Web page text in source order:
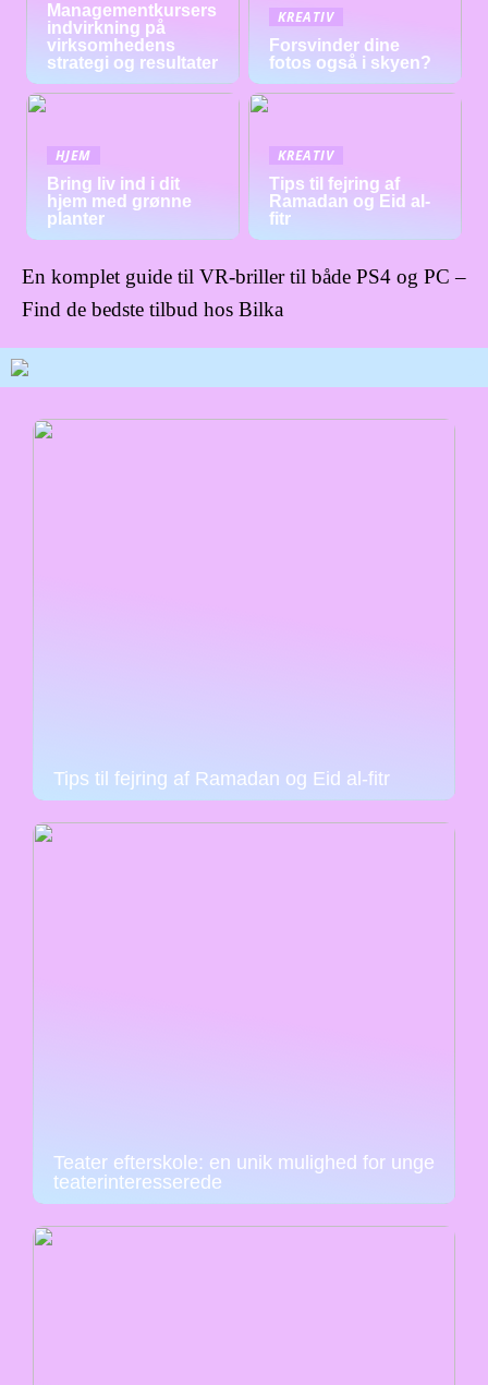
Managementkursers
indvirkning på
virksomhedens
strategi og resultater
KREATIV
Forsvinder dine
fotos også i skyen?
HJEM
Bring liv ind i dit
hjem med grønne
planter
KREATIV
Tips til fejring af
Ramadan og Eid al-
fitr
En komplet guide til VR-briller til både PS4 og PC –
Find de bedste tilbud hos Bilka
Tips til fejring af Ramadan og Eid al-fitr
Teater efterskole: en unik mulighed for unge
teaterinteresserede